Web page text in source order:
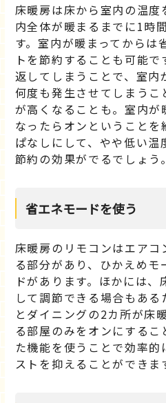
床暖房は床から室内の温
内全体が暖まるまでに1時
す。室内が暖まってからは
トを節約することも可能
返してしまうことで、室内
何度も発生させてしまうこ
が高くなることも。室内が
なったらオンということを
ぱなしにして、やや低い温
節約の効果がでるでしょう。
省エネモードを使う
床暖房のリモコンはエア
る部分があり、ひかえめモ
ドがあります。ほかには
して調節できる場合もあ
とダイニングの2カ所が床
る部屋のみをオンにするこ
た機能を使うことで効率
ストを抑えることができま